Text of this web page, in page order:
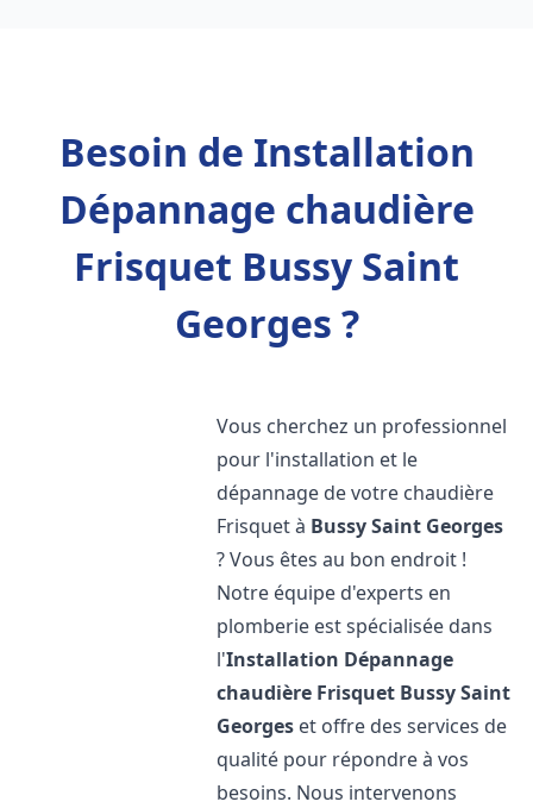
Besoin de Installation
Dépannage chaudière
Frisquet Bussy Saint
Georges ?
Vous cherchez un professionnel
pour l'installation et le
dépannage de votre chaudière
Frisquet à Bussy Saint Georges
? Vous êtes au bon endroit !
Notre équipe d'experts en
plomberie est spécialisée dans
l'Installation Dépannage
chaudière Frisquet Bussy Saint
Georges et offre des services de
qualité pour répondre à vos
besoins. Nous intervenons